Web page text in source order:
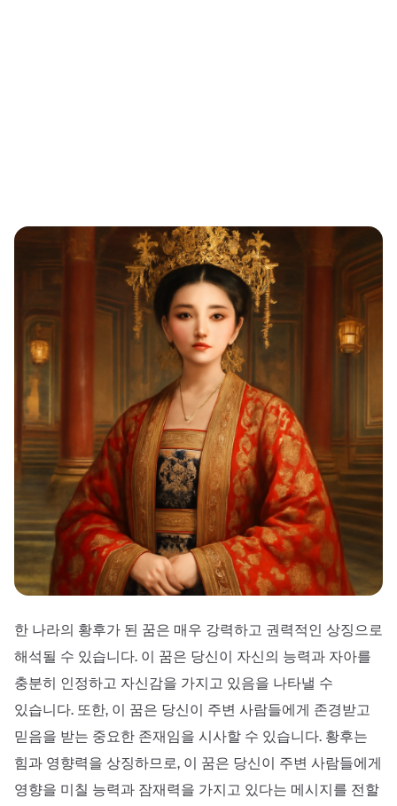
한 나라의 황후가 된 꿈은 매우 강력하고 권력적인 상징으로
해석될 수 있습니다. 이 꿈은 당신이 자신의 능력과 자아를
충분히 인정하고 자신감을 가지고 있음을 나타낼 수
있습니다. 또한, 이 꿈은 당신이 주변 사람들에게 존경받고
믿음을 받는 중요한 존재임을 시사할 수 있습니다. 황후는
힘과 영향력을 상징하므로, 이 꿈은 당신이 주변 사람들에게
영향을 미칠 능력과 잠재력을 가지고 있다는 메시지를 전할